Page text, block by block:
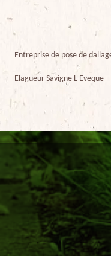
Entreprise de pose de
Elagueur Savigne L Eveque